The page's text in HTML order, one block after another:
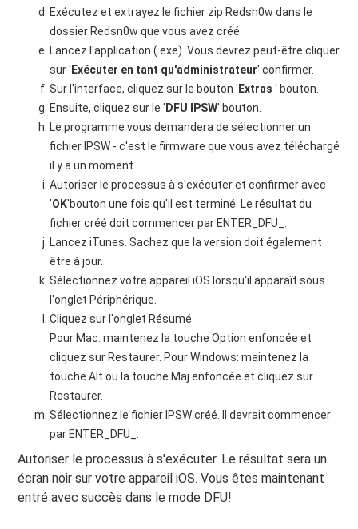
Exécutez et extrayez le fichier zip Redsn0w dans le
dossier Redsn0w que vous avez créé.
Lancez l'application (.exe). Vous devrez peut-être cliquer
sur ' Exécuter en tant qu'administrateur' confirmer.
Sur l'interface, cliquez sur le bouton ' Extras' bouton.
Ensuite, cliquez sur le ' DFU IPSW' bouton.
Le programme vous demandera de sélectionner un
fichier IPSW - c'est le firmware que vous avez téléchargé
il y a un moment.
Autoriser le processus à s'exécuter et confirmer avec
'OK'bouton une fois qu'il est terminé. Le résultat du
fichier créé doit commencer par ENTER_DFU_.
Lancez iTunes. Sachez que la version doit également
être à jour.
Sélectionnez votre appareil iOS lorsqu'il apparaît sous
l'onglet Périphérique.
Cliquez sur l'onglet Résumé.
Pour Mac: maintenez la touche Option enfoncée et
cliquez sur Restaurer. Pour Windows: maintenez la
touche Alt ou la touche Maj enfoncée et cliquez sur
Restaurer.
Sélectionnez le fichier IPSW créé. Il devrait commencer
par ENTER_DFU_.
Autoriser le processus à s'exécuter. Le résultat sera un
écran noir sur votre appareil iOS. Vous êtes maintenant
entré avec succès dans le mode DFU!